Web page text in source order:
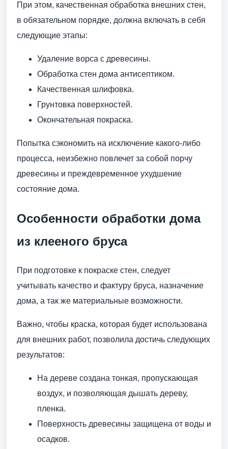
При этом, качественная обработка внешних стен,
в обязательном порядке, должна включать в себя
следующие этапы:
Удаление ворса с древесины.
Обработка стен дома антисептиком.
Качественная шлифовка.
Грунтовка поверхностей.
Окончательная покраска.
Попытка сэкономить на исключение какого-либо
процесса, неизбежно повлечет за собой порчу
древесины и преждевременное ухудшение
состояние дома.
Особенности обработки дома
из клееного бруса
При подготовке к покраске стен, следует
учитывать качество и фактуру бруса, назначение
дома, а так же материальные возможности.
Важно, чтобы краска, которая будет использована
для внешних работ, позволила достичь следующих
результатов:
На дереве создана тонкая, пропускающая
воздух, и позволяющая дышать дереву,
пленка.
Поверхность древесины защищена от воды и
осадков.